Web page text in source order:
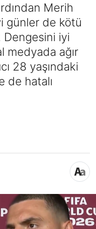
Merih
günler de kötü
Dengesini iyi
medyada ağır
28 yaşındaki
de hatalı